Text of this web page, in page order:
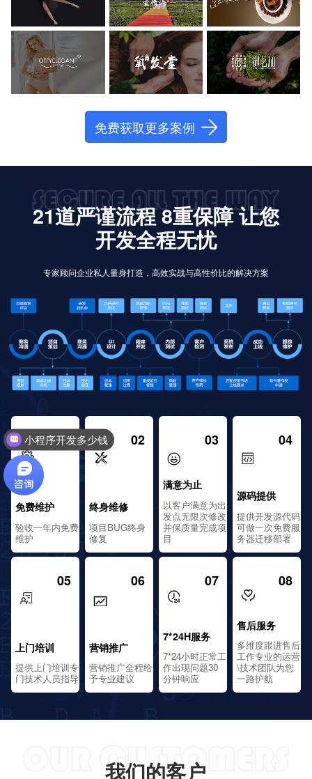
免费获取更多案例
21道严谨流程 8重保障 让您
开发全程无忧
专家顾问企业私人量身打造，高效实战与高性价比的解决方案
01
免费维护
验收一年内免费
维护
02
终身维修
项目BUG终身
修复
03
满意为止
以客户满意为出
发点无限次修改
并保质量完成项
目
04
源码提供
提供开发源代码
可做一次免费服
务器迁移部署
05
上门培训
提供上门培训专
门技术人员指导
06
营销推广
营销推广全程给
予专业建议
07
7*24H服务
7*24小时正常工
作出现问题30
分钟响应
08
售后服务
多维度跟进售后
工作专业的运营
\技术团队为您
一路护航
我们的客户
小程序开发多少钱